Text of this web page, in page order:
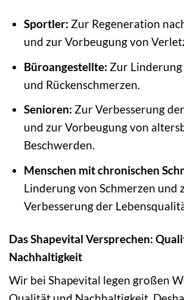
Sportler: Zur Regeneration
und zur Vorbeugung von
Büroangestellte: Zur
und Rückenschmerzen.
Senioren: Zur Verbesserung
und zur Vorbeugung von
Beschwerden.
Menschen mit chronischen
Linderung von Schmerzen und
Verbesserung der
Das Shapevital Versprechen:
Nachhaltigkeit
Wir bei Shapevital legen großen